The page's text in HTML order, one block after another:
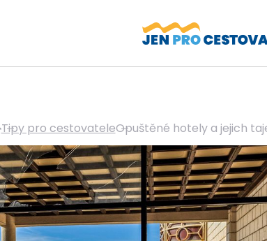
Tipy pro cestovateleOpuštěné hotely a jejich